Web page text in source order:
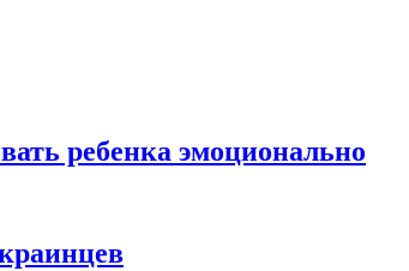
ребенка эмоционально